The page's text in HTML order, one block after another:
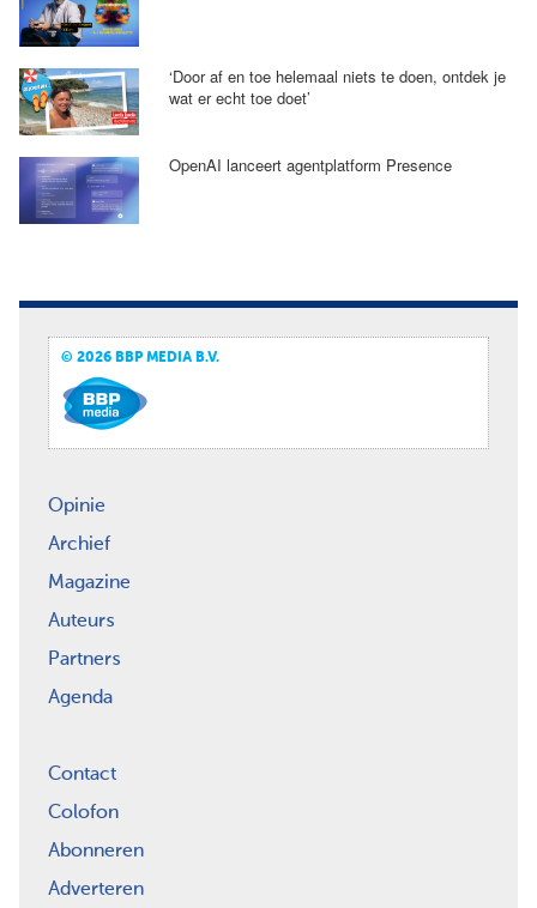
‘Door af en toe helemaal niets te doen, ontdek je
wat er echt toe doet’
OpenAI lanceert agentplatform Presence
© 2026 BBP MEDIA B.V.
Opinie
Archief
Magazine
Auteurs
Partners
Agenda
Contact
Colofon
Abonneren
Adverteren